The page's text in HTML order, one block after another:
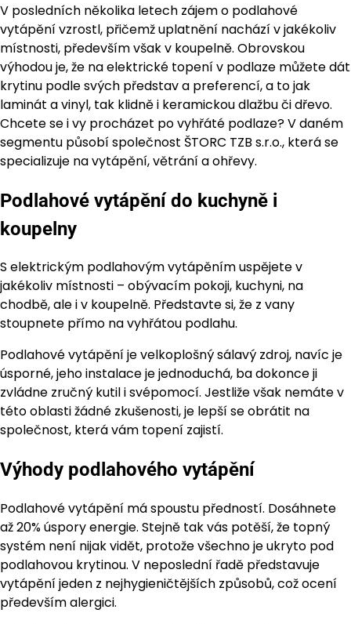
V posledních několika letech zájem o podlahové
vytápění vzrostl, přičemž uplatnění nachází v jakékoliv
místnosti, především však v koupelně. Obrovskou
výhodou je, že na elektrické topení v podlaze můžete dát
krytinu podle svých představ a preferencí, a to jak
laminát a vinyl, tak klidně i keramickou dlažbu či dřevo.
Chcete se i vy procházet po vyhřáté podlaze? V daném
segmentu působí společnost ŠTORC TZB s.r.o., která se
specializuje na vytápění, větrání a ohřevy.
Podlahové vytápění do kuchyně i
koupelny
S elektrickým podlahovým vytápěním uspějete v
jakékoliv místnosti – obývacím pokoji, kuchyni, na
chodbě, ale i v koupelně. Představte si, že z vany
stoupnete přímo na vyhřátou podlahu.
Podlahové vytápění je velkoplošný sálavý zdroj, navíc je
úsporné, jeho instalace je jednoduchá, ba dokonce ji
zvládne zručný kutil i svépomocí. Jestliže však nemáte v
této oblasti žádné zkušenosti, je lepší se obrátit na
společnost, která vám topení zajistí.
Výhody podlahového vytápění
Podlahové vytápění má spoustu předností. Dosáhnete
až 20% úspory energie. Stejně tak vás potěší, že topný
systém není nijak vidět, protože všechno je ukryto pod
podlahovou krytinou. V neposlední řadě představuje
vytápění jeden z nejhygieničtějších způsobů, což ocení
především alergici.